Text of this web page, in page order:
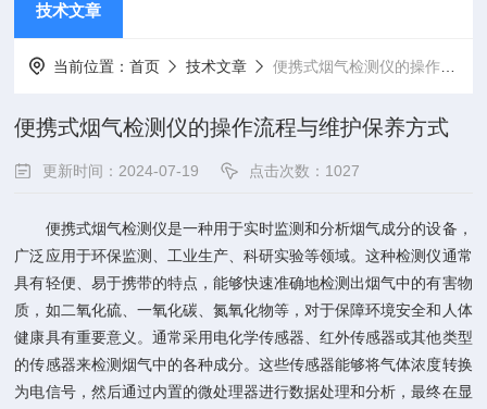
技术文章
当前位置：首页 技术文章 便携式烟气检测仪的操作流程与维护保养方式
便携式烟气检测仪的操作流程与维护保养方式
更新时间：2024-07-19 点击次数：1027
便携式烟气检测仪是一种用于实时监测和分析烟气成分的设备，
广泛应用于环保监测、工业生产、科研实验等领域。这种检测仪通常
具有轻便、易于携带的特点，能够快速准确地检测出烟气中的有害物
质，如二氧化硫、一氧化碳、氮氧化物等，对于保障环境安全和人体
健康具有重要意义。通常采用电化学传感器、红外传感器或其他类型
的传感器来检测烟气中的各种成分。这些传感器能够将气体浓度转换
为电信号，然后通过内置的微处理器进行数据处理和分析，最终在显